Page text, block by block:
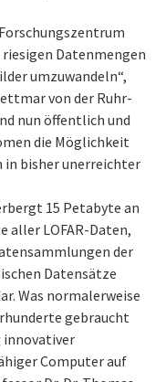
Datenmengen
umzuwandeln“,
von der Ruhr-
nun öffentlich und
die Möglichkeit
in bisher unerreichter
15 Petabyte an
aller LOFAR-Daten,
der
Datensätze
Was normalerweise
gebraucht
innovativer
Computer auf